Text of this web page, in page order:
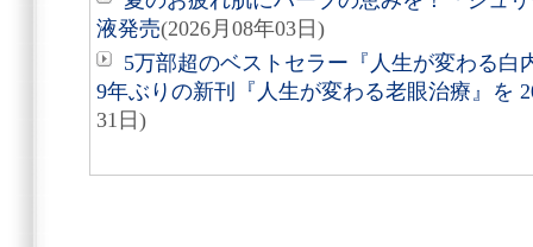
液発売(2026月08年03日)
5万部超のベストセラー『人生が変わる白
9年ぶりの新刊『人生が変わる老眼治療』を
31日)